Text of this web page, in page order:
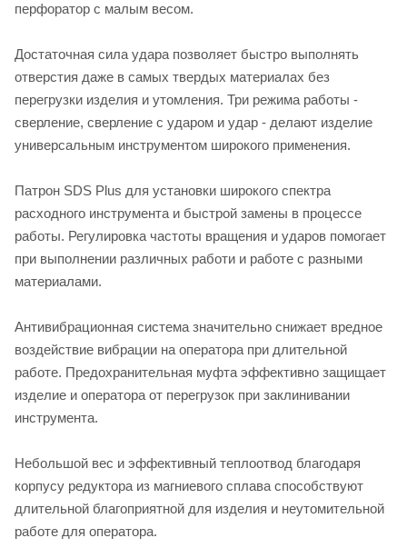
перфоратор с малым весом.
Достаточная сила удара позволяет быстро выполнять
отверстия даже в самых твердых материалах без
перегрузки изделия и утомления. Три режима работы -
сверление, сверление с ударом и удар - делают изделие
универсальным инструментом широкого применения.
Патрон SDS Plus для установки широкого спектра
расходного инструмента и быстрой замены в процессе
работы. Регулировка частоты вращения и ударов помогает
при выполнении различных работи и работе с разными
материалами.
Антивибрационная система значительно снижает вредное
воздействие вибрации на оператора при длительной
работе. Предохранительная муфта эффективно защищает
изделие и оператора от перегрузок при заклинивании
инструмента.
Небольшой вес и эффективный теплоотвод благодаря
корпусу редуктора из магниевого сплава способствуют
длительной благоприятной для изделия и неутомительной
работе для оператора.